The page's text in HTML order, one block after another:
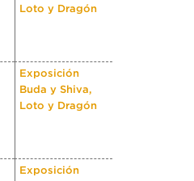
Loto y Dragón
Exposición
Buda y Shiva,
Loto y Dragón
Exposición